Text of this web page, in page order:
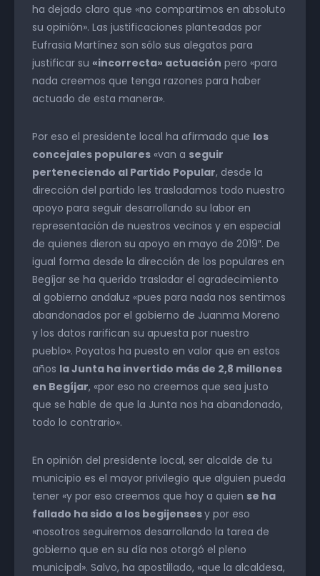
ha dejado claro que «no compartimos en absoluto
su opinión». Las justificaciones planteadas por
Eufrasia Martínez son sólo sus alegatos para
justificar su «incorrecta» actuación pero «para
nada creemos que tenga razones para haber
actuado de esta manera».
Por eso el presidente local ha afirmado que los
concejales populares «van a seguir
perteneciendo al Partido Popular, desde la
dirección del partido les trasladamos todo nuestro
apoyo para seguir desarrollando su labor en
representación de nuestros vecinos y en especial
de quienes dieron su apoyo en mayo de 2019″. De
igual forma desde la dirección de los populares en
Begíjar se ha querido trasladar el agradecimiento
al gobierno andaluz «pues para nada nos sentimos
abandonados por el gobierno de Juanma Moreno
y los datos rarifican su apuesta por nuestro
pueblo». Poyatos ha puesto en valor que en estos
años la Junta ha invertido más de 2,8 millones
en Begíjar, «por eso no creemos que sea justo
que se hable de que la Junta nos ha abandonado,
todo lo contrario».
En opinión del presidente local, ser alcalde de tu
municipio es el mayor privilegio que alguien pueda
tener «y por eso creemos que hoy a quien se ha
fallado ha sido a los begijensesy por eso
«nosotros seguiremos desarrollando la tarea de
gobierno que en su día nos otorgó el pleno
municipal». Salvo, ha apostillado, «que la alcaldesa,